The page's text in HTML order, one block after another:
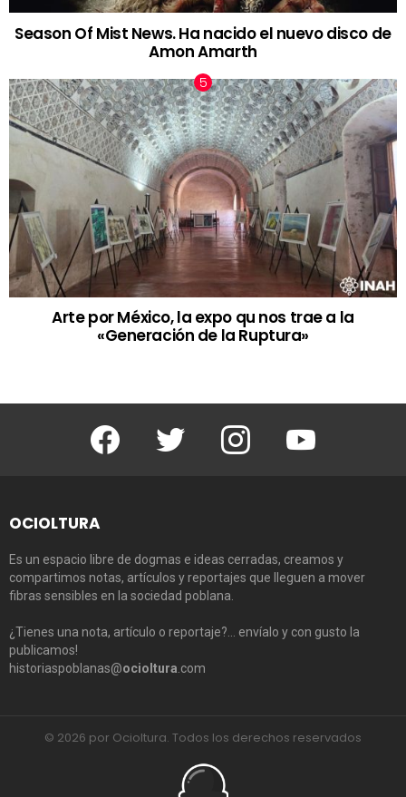
Season Of Mist News. Ha nacido el nuevo disco de
Amon Amarth
Arte por México, la expo qu nos trae a la
«Generación de la Ruptura»
Facebook Twitter Instagram Youtube
OCIOLTURA
Es un espacio libre de dogmas e ideas cerradas, creamos y
compartimos notas, artículos y reportajes que lleguen a mover
fibras sensibles en la sociedad poblana.
¿Tienes una nota, artículo o reportaje?… envíalo y con gusto la
publicamos!
historiaspoblanas@ocioltura.com
© 2026 por Ocioltura. Todos los derechos reservados